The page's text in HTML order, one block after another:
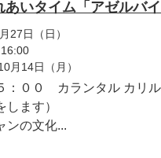
いタイム「アゼルバイ
27日（日）
月14日（月）
：００ カランタル カリ
ます）
ンの文化...